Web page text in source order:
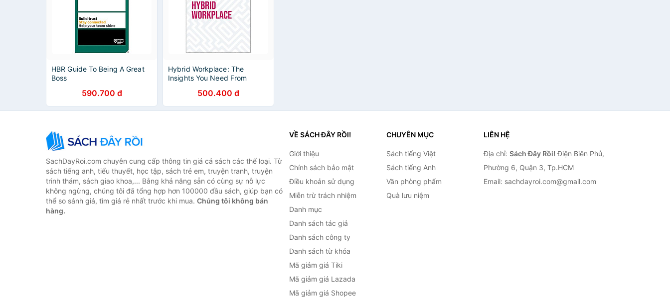
HBR Guide To Being A Great
Boss
590.700 đ
Hybrid Workplace: The
Insights You Need From
(HBR Insights Series)
500.400 đ
SachDayRoi.com chuyên cung cấp thông tin giá cả sách các thể loại. Từ
sách tiếng anh, tiểu thuyết, học tập, sách trẻ em, truyện tranh, truyện
trinh thám, sách giao khoa,... Bằng khả năng sẵn có cùng sự nỗ lực
không ngừng, chúng tôi đã tổng hợp hơn 100000 đầu sách, giúp bạn có
thể so sánh giá, tìm giá rẻ nhất trước khi mua. Chúng tôi không bán
hàng.
VỀ SÁCH ĐÂY RỒI!
Giới thiệu
Chính sách bảo mật
Điều khoản sử dụng
Miễn trừ trách nhiệm
Danh mục
Danh sách tác giả
Danh sách công ty
Danh sách từ khóa
Mã giảm giá Tiki
Mã giảm giá Lazada
Mã giảm giá Shopee
CHUYÊN MỤC
Sách tiếng Việt
Sách tiếng Anh
Văn phòng phẩm
Quà lưu niệm
LIÊN HỆ
Địa chỉ: Sách Đây Rồi! Điện Biên Phủ,
Phường 6, Quận 3, Tp.HCM
Email: sachdayroi.com@gmail.com